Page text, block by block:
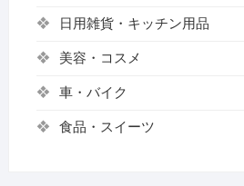
日用雑貨・キッチン用品
美容・コスメ
車・バイク
食品・スイーツ